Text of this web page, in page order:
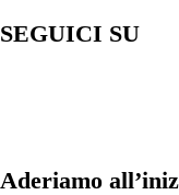
SEGUICI SU
Aderiamo